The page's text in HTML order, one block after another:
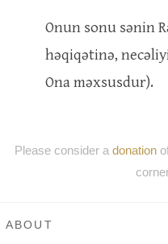
Onun sonu sənin
həqiqətinə,
Ona məxsusdur).
Please consider a donation
ABOUT